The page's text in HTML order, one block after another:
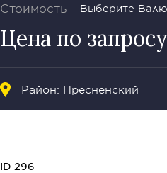
Стоимость Выберите
Цена по запросу
Район: Пресненский
ID 296